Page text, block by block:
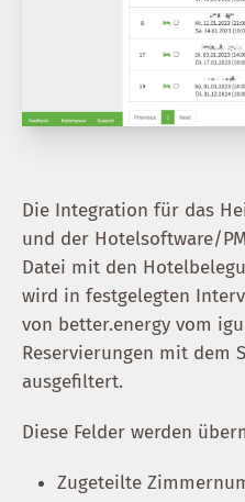
Die Integration für das
und der Hotelsoftware/
Datei mit den
wird in festgelegten
von better.energy vom
Reservierungen mit dem
ausgefiltert.
Diese Felder werden
Zugeteilte